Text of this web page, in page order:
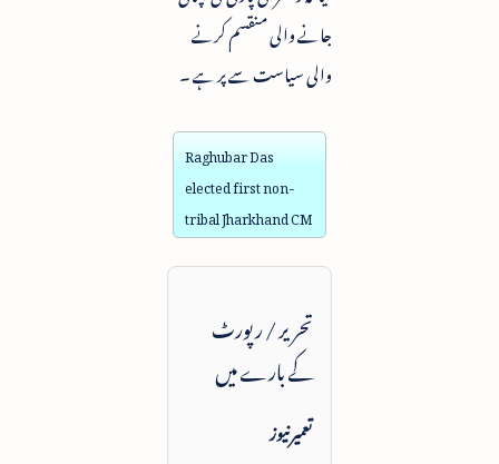
جانے والی منقسم کرنے
والی سیاست سے پر ہے ۔
Raghubar Das
elected first non-
tribal Jharkhand CM
تحریر / رپورٹ
کے بارے میں
تعمیرنیوز